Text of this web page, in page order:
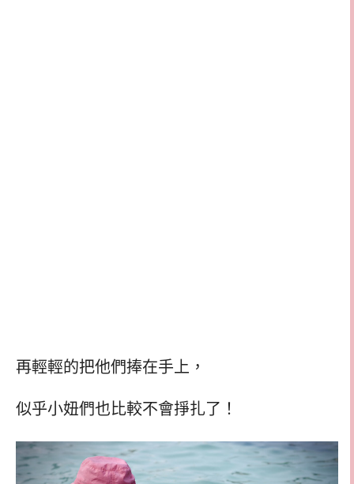
再輕輕的把他們捧在手上，
似乎小妞們也比較不會掙扎了！